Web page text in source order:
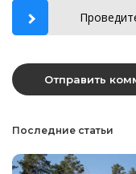
Последние статьи